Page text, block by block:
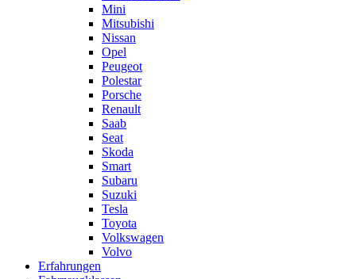
Mini
Mitsubishi
Nissan
Opel
Peugeot
Polestar
Porsche
Renault
Saab
Seat
Skoda
Smart
Subaru
Suzuki
Tesla
Toyota
Volkswagen
Volvo
Erfahrungen